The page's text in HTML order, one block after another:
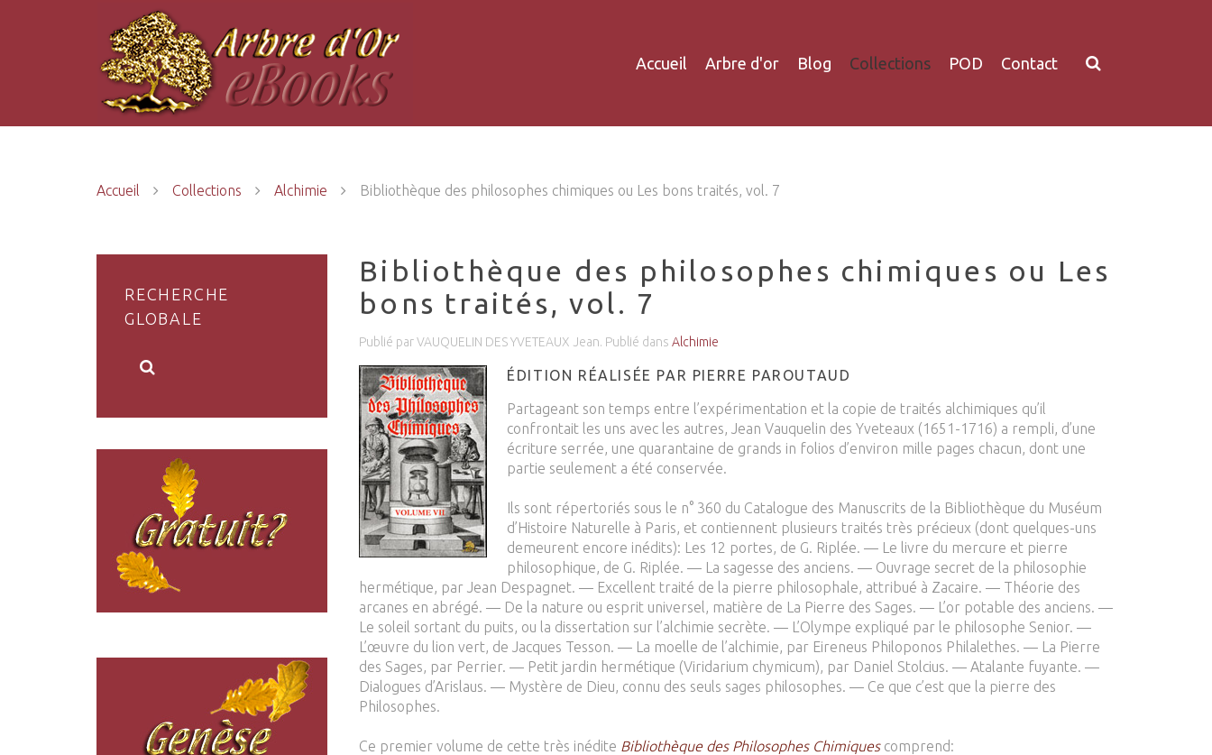
Accueil Arbre d'or Blog Collections POD Contact
Accueil Collections Alchimie Bibliothèque des philosophes chimiques ou Les bons traités, vol. 7
Bibliothèque des philosophes chimiques ou Les
bons traités, vol. 7
Publié par VAUQUELIN DES YVETEAUX Jean. Publié dansAlchimie
ÉDITION RÉALISÉE PAR PIERRE PAROUTAUD
Partageant son temps entre l’expérimentation et la copie de traités alchimiques qu’il
confrontait les uns avec les autres, Jean Vauquelin des Yveteaux (1651-1716) a rempli, d’une
écriture serrée, une quarantaine de grands in folios d’environ mille pages chacun, dont une
partie seulement a été conservée.
Ils sont répertoriés sous le n° 360 du Catalogue des Manuscrits de la Bibliothèque du Muséum
d’Histoire Naturelle à Paris, et contiennent plusieurs traités très précieux (dont quelques-uns
demeurent encore inédits): Les 12 portes, de G. Riplée. — Le livre du mercure et pierre
philosophique, de G. Riplée. — La sagesse des anciens. — Ouvrage secret de la philosophie
hermétique, par Jean Despagnet. — Excellent traité de la pierre philosophale, attribué à Zacaire. — Théorie des
arcanes en abrégé. — De la nature ou esprit universel, matière de La Pierre des Sages. — L’or potable des anciens. —
Le soleil sortant du puits, ou la dissertation sur l’alchimie secrète. — L’Olympe expliqué par le philosophe Senior. —
L’œuvre du lion vert, de Jacques Tesson. — La moelle de l’alchimie, par Eireneus Philoponos Philalethes. — La Pierre
des Sages, par Perrier. — Petit jardin hermétique (Viridarium chymicum), par Daniel Stolcius. — Atalante fuyante. —
Dialogues d’Arislaus. — Mystère de Dieu, connu des seuls sages philosophes. — Ce que c’est que la pierre des
Philosophes.
Ce premier volume de cette très inédite Bibliothèque des Philosophes Chimiquescomprend:
RECHERCHE
GLOBALE